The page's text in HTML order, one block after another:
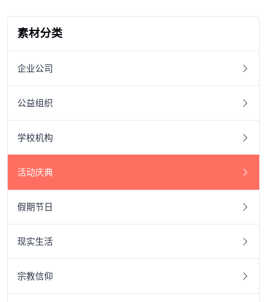
素材分类
企业公司
公益组织
学校机构
活动庆典
假期节日
现实生活
宗教信仰